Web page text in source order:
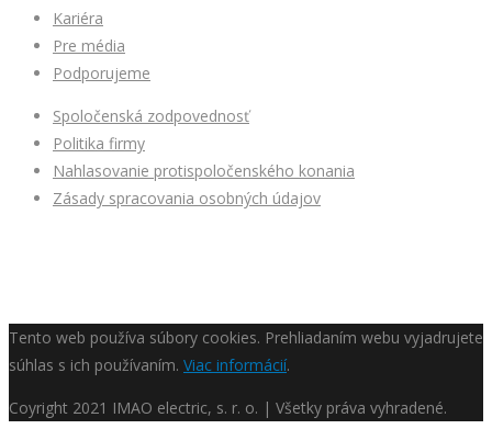
Kariéra
Pre média
Podporujeme
Spoločenská zodpovednosť
Politika firmy
Nahlasovanie protispoločenského konania
Zásady spracovania osobných údajov
Tento web používa súbory cookies. Prehliadaním webu vyjadrujete
súhlas s ich používaním. Viac informácií.
Coyright 2021 IMAO electric, s. r. o. | Všetky práva vyhradené.